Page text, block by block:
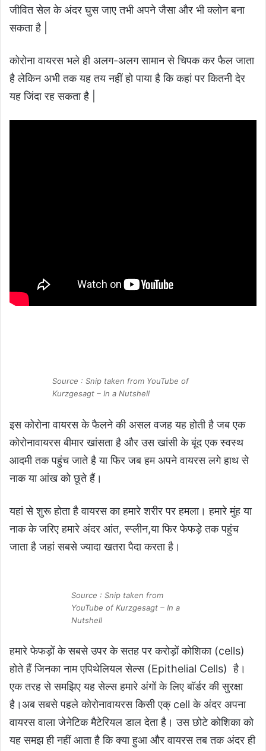
जीवित सेल के अंदर घुस जाए तभी अपने जैसा और भी क्लोन बना
सकता है |
कोरोना वायरस भले ही अलग-अलग सामान से चिपक कर फैल जाता
है लेकिन अभी तक यह तय नहीं हो पाया है कि कहां पर कितनी देर
यह जिंदा रह सकता है |
Source : Snip taken from YouTube of
Kurzgesagt – In a Nutshell
इस कोरोनावायरसके फैलने की असल वजह यह होती है जब एक
कोरोनावायरस बीमार खांसता है और उस खांसी के बूंद एक स्वस्थ
आदमी तक पहुंच जाते हैया फिर जब हम अपने वायरस लगे हाथ से
नाक या आंख को छूते हैं।
यहां से शुरू होता है वायरस का हमारे शरीर पर हमला। हमारे मुंह या
नाक के जरिए हमारे अंदर आंत, स्प्लीन,या फिर फेफड़े तक पहुंच
जाता है जहां सबसे ज्यादा खतरा पैदा करता है।
Source : Snip taken from
YouTube of Kurzgesagt – In a
Nutshell
हमारे फेफड़ों के सबसे उपर के सतह पर करोड़ों कोशिका (cells)
होते हैं जिनका नाम एपिथेलियल सेल्स (Epithelial Cells) है।
एक तरह से समझिए यह सेल्स हमारे अंगों के लिए बॉर्डर की सुरक्षा
है।अब सबसे पहले कोरोनावायरस किसी एक् cell के अंदर अपना
वायरस वाला जेनेटिक मैटेरियल डाल देता है। उस छोटे कोशिका को
यह समझ ही नहीं आता है कि क्या हुआ और वायरस तब तक अंदर ही